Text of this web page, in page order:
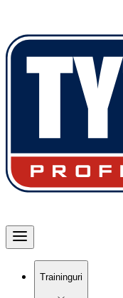
Traininguri